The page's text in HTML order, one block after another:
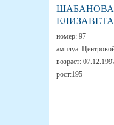
ШАБАНОВА
ЕЛИЗАВЕТА
номер: 97
амплуа:
возраст:
рост:195